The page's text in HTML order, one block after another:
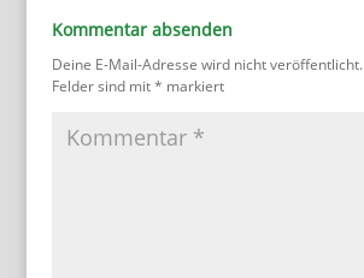
Kommentar absenden
Deine E-Mail-Adresse wird nicht veröffentlicht.
Felder sind mit* markiert